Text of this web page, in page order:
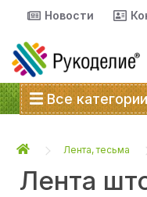
Новости
Все категории
Лента, тесьма
Лента